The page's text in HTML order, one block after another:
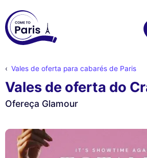
Vales de oferta para cabarés de Paris
Vales de oferta do
Ofereça Glamour